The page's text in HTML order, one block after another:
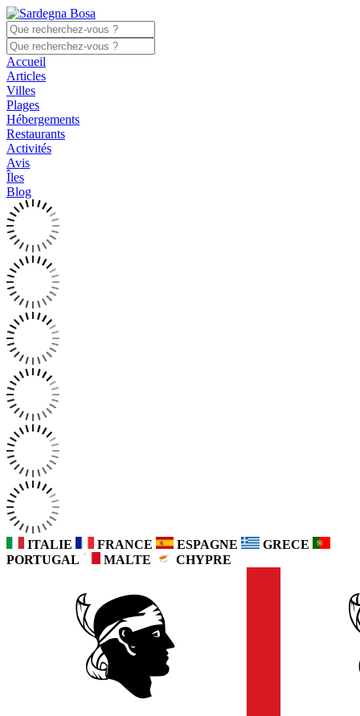
Accueil
Articles
Villes
Plages
Hébergements
Restaurants
Activités
Avis
Îles
Blog
ITALIE FRANCE ESPAGNE
GRECE
PORTUGAL
MALTE CHYPRE